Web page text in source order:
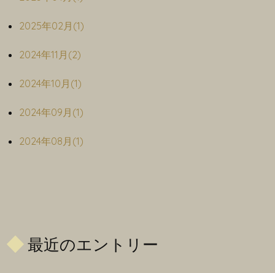
2025年02月(1)
2024年11月(2)
2024年10月(1)
2024年09月(1)
2024年08月(1)
最近のエントリー